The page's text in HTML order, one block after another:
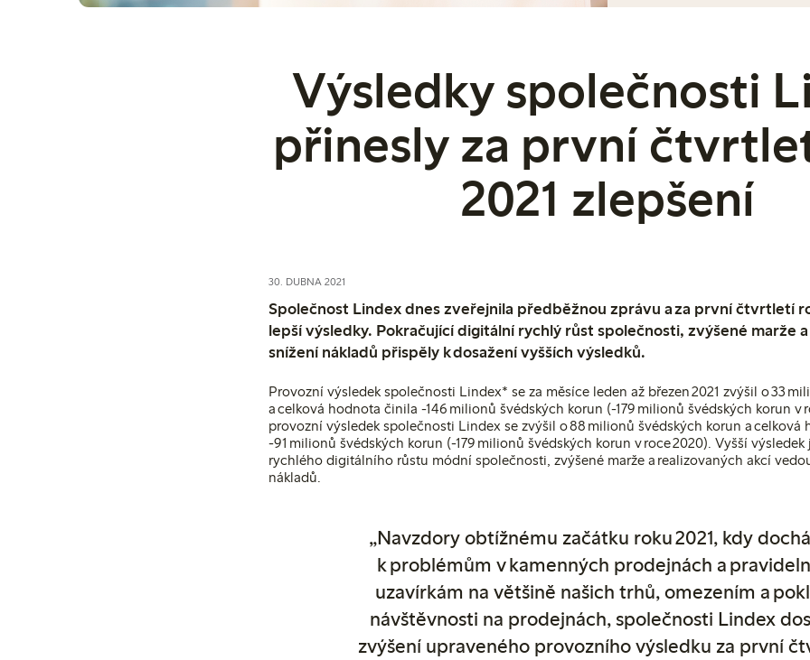
Výsledky společnosti
přinesly za první
2021 zlepšení
30. DUBNA 2021
Společnost Lindex dnes zveřejnila předběžnou zprávu a za první čtvrtletí
lepší výsledky. Pokračující digitální rychlý růst společnosti, zvýšené marže
snížení nákladů přispěly k dosažení vyšších výsledků.
Provozní výsledek společnosti Lindex* se za měsíce leden až březen 2021 zvýšil o 33
a celková hodnota činila -146 milionů švédských korun (-179 milionů švédských korun v
provozní výsledek společnosti Lindex se zvýšil o 88 milionů švédských korun a celková
-91 milionů švédských korun (-179 milionů švédských korun v roce 2020). Vyšší výsledek
rychlého digitálního růstu módní společnosti, zvýšené marže a realizovaných akcí
nákladů.
„Navzdory obtížnému začátku roku 2021, kdy
k problémům v kamenných prodejnách a
uzavírkám na většině našich trhů, omezením a
návštěvnosti na prodejnách, společnosti Lindex
zvýšení upraveného provozního výsledku za první